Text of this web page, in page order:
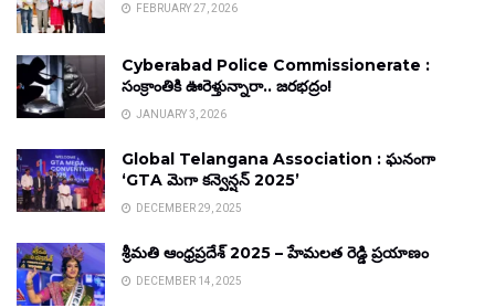
FEBRUARY 27, 2026
Cyberabad Police Commissionerate :
సంక్రాంతికి ఊరెళ్తున్నారా.. జరభద్రం!
JANUARY 3, 2026
Global Telangana Association : ఘనంగా
‘GTA మెగా కన్వెన్షన్ 2025’
DECEMBER 29, 2025
శ్రీమతి ఆంధ్రప్రదేశ్ 2025 – హేమలత రెడ్డి ప్రయాణం
DECEMBER 14, 2025